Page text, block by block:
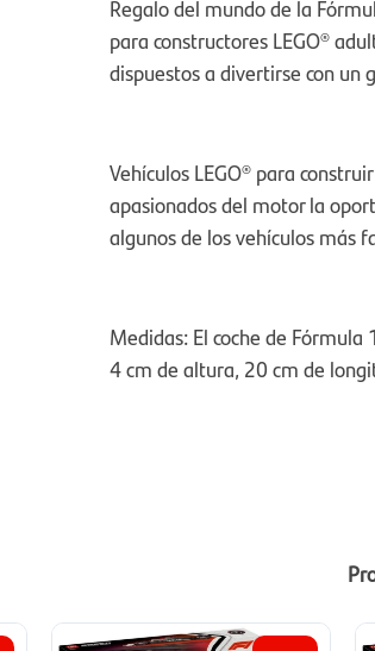
Regalo del mundo de la
para constructores LEGO®
dispuestos a divertirse con un
Vehículos LEGO® para
apasionados del motor la
algunos de los vehículos más
Medidas: El coche de
4 cm de altura, 20 cm de